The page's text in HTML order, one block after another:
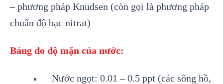
– phương pháp Knudsen (còn gọi là phương pháp
chuẩn độ bạc nitrat)
Bảng đo độ mặn của nước:
Nước ngọt: 0.01 – 0.5 ppt (các sông hồ,